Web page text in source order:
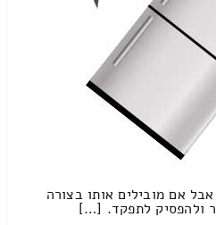
אם מובילים אותו בצורה
ולהפסיק לתפקד. […]